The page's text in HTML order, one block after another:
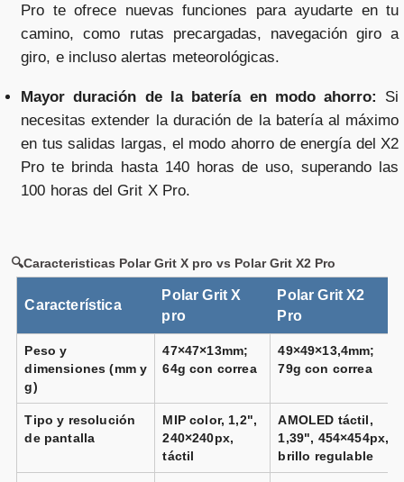
Pro te ofrece nuevas funciones para ayudarte en tu
camino, como rutas precargadas, navegación giro a
giro, e incluso alertas meteorológicas.
Mayor duración de la batería en modo ahorro: Si
necesitas extender la duración de la batería al máximo
en tus salidas largas, el modo ahorro de energía del X2
Pro te brinda hasta 140 horas de uso, superando las
100 horas del Grit X Pro.
🔍Caracteristicas Polar Grit X pro vs Polar Grit X2 Pro
Característica
Polar Grit X
pro
Polar Grit X2
Pro
Peso y
dimensiones (mm y
g)
47×47×13mm;
64g con correa
49×49×13,4mm;
79g con correa
Tipo y resolución
de pantalla
MIP color, 1,2",
240×240px,
táctil
AMOLED táctil,
1,39", 454×454px,
brillo regulable